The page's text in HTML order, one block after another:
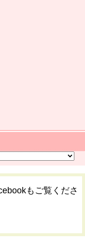
もご覧くださ